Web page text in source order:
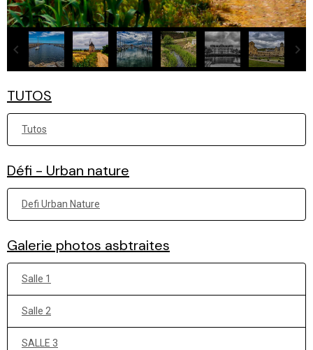
TUTOS
Tutos
Défi - Urban nature
Defi Urban Nature
Galerie photos asbtraites
Salle 1
Salle 2
SALLE 3